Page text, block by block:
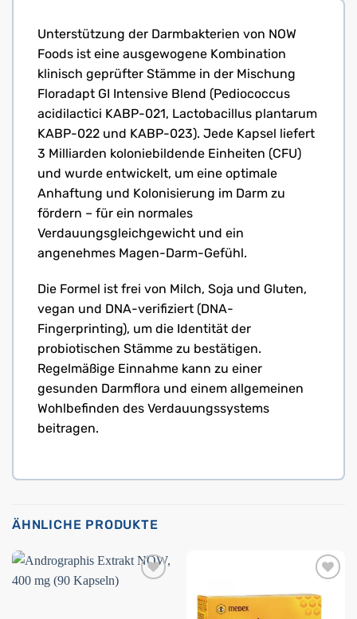
Unterstützung der Darmbakterien von NOW
Foods ist eine ausgewogene Kombination
klinisch geprüfter Stämme in der Mischung
Floradapt GI Intensive Blend (Pediococcus
acidilactici KABP-021, Lactobacillus plantarum
KABP-022 und KABP-023). Jede Kapsel liefert
3 Milliarden koloniebildende Einheiten (CFU)
und wurde entwickelt, um eine optimale
Anhaftung und Kolonisierung im Darm zu
fördern – für ein normales
Verdauungsgleichgewicht und ein
angenehmes Magen-Darm-Gefühl.
Die Formel ist frei von Milch, Soja und Gluten,
vegan und DNA-verifiziert (DNA-
Fingerprinting), um die Identität der
probiotischen Stämme zu bestätigen.
Regelmäßige Einnahme kann zu einer
gesunden Darmflora und einem allgemeinen
Wohlbefinden des Verdauungssystems
beitragen.
ÄHNLICHE PRODUKTE